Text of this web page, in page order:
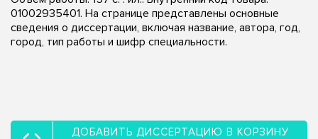
01002935401. На странице представлены основные
сведения о диссертации, включая название, автора, год,
город, тип работы и шифр специальности.
ДОБАВИТЬ ДИССЕРТАЦИЮ В КОРЗИНУ